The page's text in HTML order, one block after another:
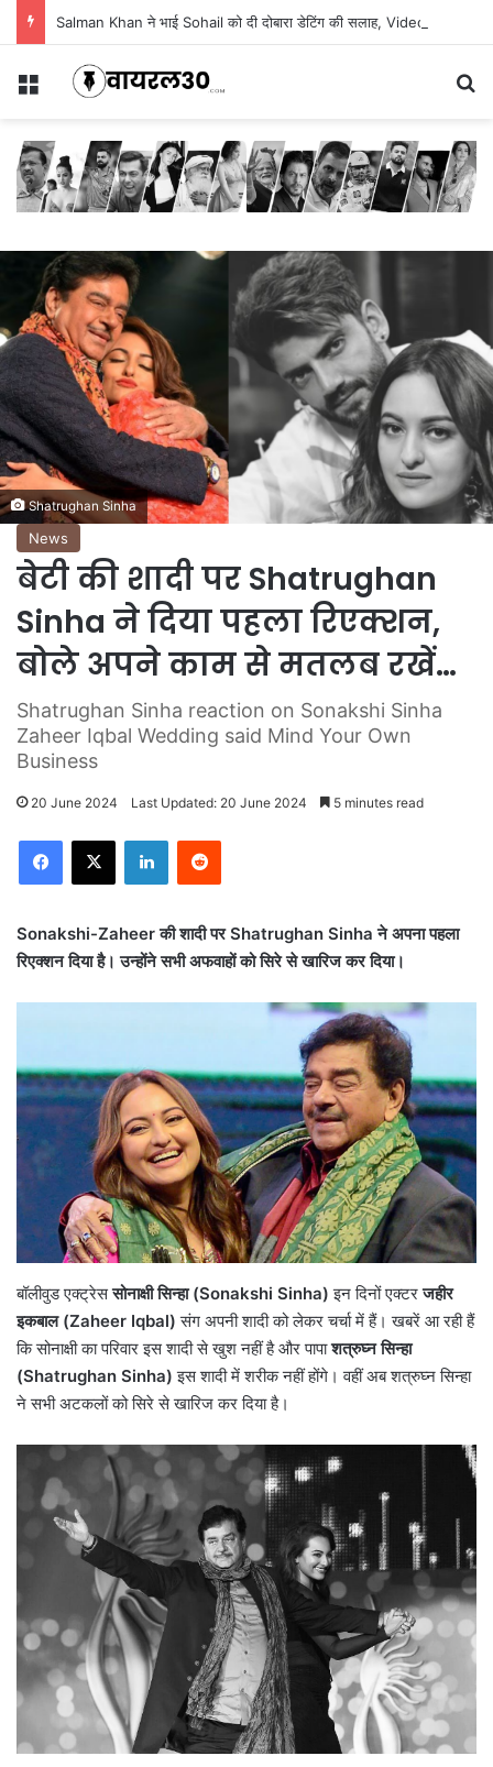
Salman Khan ने भाई Sohail को दी दोबारा डेटिंग की सलाह, Video
Menu
Shatrughan Sinha
News
बेटी की शादी पर Shatrughan
Sinha ने दिया पहला रिएक्शन,
बोले अपने काम से मतलब रखें…
Shatrughan Sinha reaction on Sonakshi Sinha
Zaheer Iqbal Wedding said Mind Your Own
Business
20 June 2024 Last Updated: 20 June 2024 5 minutes read
LinkedInReddit
Sonakshi-Zaheer की शादी पर Shatrughan Sinha ने अपना पहला
रिएक्शन दिया है। उन्होंने सभी अफवाहों को सिरे से खारिज कर दिया।
बॉलीवुड एक्ट्रेससोनाक्षी सिन्हा (Sonakshi Sinha) इन दिनों एक्टरजहीर
इकबाल (Zaheer Iqbal)संग अपनी शादी को लेकर चर्चा में हैं। खबरें आ रही हैं
कि सोनाक्षी का परिवार इस शादी से खुश नहीं है और पापाशत्रुघ्न सिन्हा
(Shatrughan Sinha) इस शादी में शरीक नहीं होंगे। वहीं अब शत्रुघ्न सिन्हा
ने सभी अटकलों को सिरे से खारिज कर दिया है।